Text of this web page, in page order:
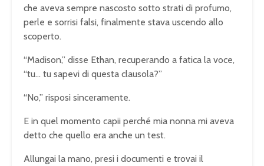
che aveva sempre nascosto sotto strati di profumo,
perle e sorrisi falsi, finalmente stava uscendo allo
scoperto.
“Madison,” disse Ethan, recuperando a fatica la voce,
“tu… tu sapevi di questa clausola?”
“No,” risposi sinceramente.
E in quel momento capii perché mia nonna mi aveva
detto che quello era anche un test.
Allungai la mano, presi i documenti e trovai il